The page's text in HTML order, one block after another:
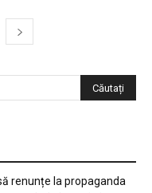
renunțe la propaganda